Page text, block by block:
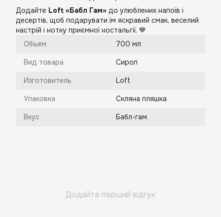
Додайте Loft «Бабл Гам» до улюблених напоїв і
десертів, щоб подарувати їм яскравий смак, веселий
настрій і нотку приємної ностальгії. 💙
Объем
700 мл
Вид товара Сироп
Изготовитель Loft
Упаковка Скляна пляшка
Вкус Бабл-гам
Додайте перший відгук